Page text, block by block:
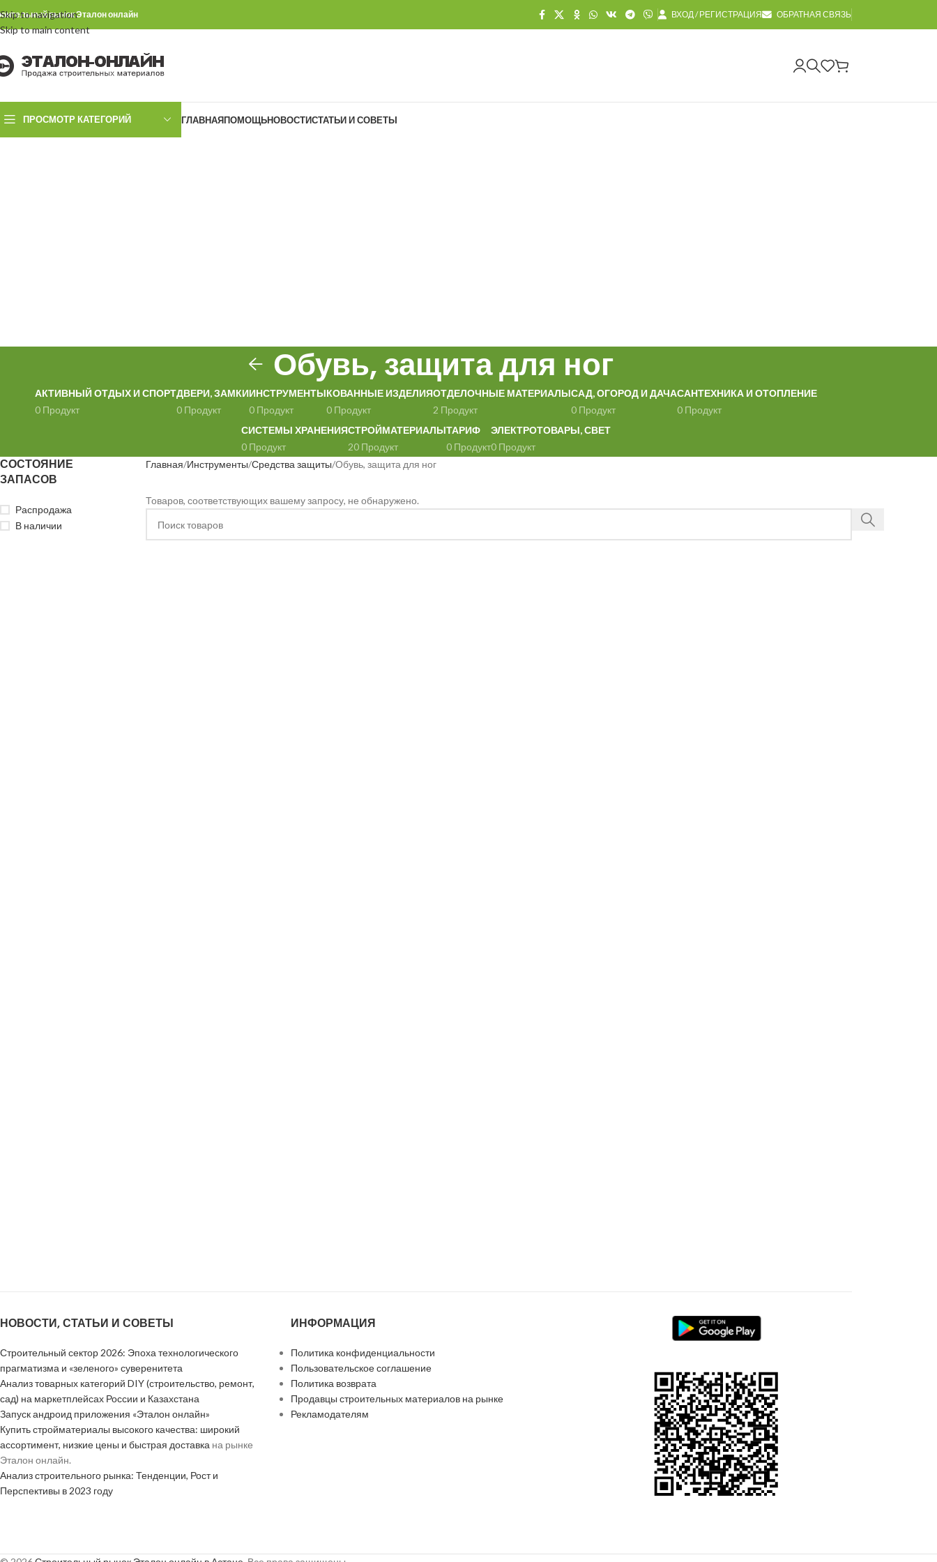
Skip to navigation
Skip to main content
рынок Эталон онлайн ВХОД / РЕГИСТРАЦИЯ ОБРАТНАЯ СВЯЗЬ
ПРОСМОТР КАТЕГОРИЙ ГЛАВНАЯПОМОЩЬНОВОСТИСТАТЬИ И СОВЕТЫ
Обувь, защита для ног
АКТИВНЫЙ ОТДЫХ И СПОРТ
0 Продукт
ДВЕРИ, ЗАМКИ
0 Продукт
ИНСТРУМЕНТЫ
0 Продукт
КОВАННЫЕ ИЗДЕЛИЯ
0 Продукт
ОТДЕЛОЧНЫЕ МАТЕРИАЛЫ
2 Продукт
САД, ОГОРОД И ДАЧА
0 Продукт
САНТЕХНИКА И ОТОПЛЕНИЕ
0 Продукт
СИСТЕМЫ ХРАНЕНИЯ
0 Продукт
СТРОЙМАТЕРИАЛЫ
20 Продукт
ТАРИФ
0 Продукт
ЭЛЕКТРОТОВАРЫ, СВЕТ
0 Продукт
СОСТОЯНИЕ
ЗАПАСОВ
Распродажа
В наличии
Главная Инструменты Средства защиты Обувь, защита для ног
Товаров, соответствующих вашему запросу, не обнаружено.
НОВОСТИ, СТАТЬИ И СОВЕТЫ
Строительный сектор 2026: Эпоха технологического
прагматизма и «зеленого» суверенитета
Анализ товарных категорий DIY (строительство, ремонт,
сад) на маркетплейсах России и Казахстана
Запуск андроид приложения «Эталон онлайн»
Купить стройматериалы высокого качества: широкий
ассортимент, низкие цены и быстрая доставка на рынке
Эталон онлайн.
Анализ строительного рынка: Тенденции, Рост и
Перспективы в 2023 году
ИНФОРМАЦИЯ
Политика конфиденциальности
Пользовательское соглашение
Политика возврата
Продавцы строительных материалов на рынке
Рекламодателям